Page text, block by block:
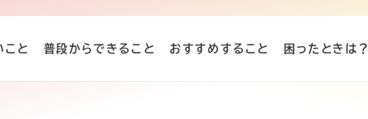
こと 普段からできること おすすめすること 困ったときは？